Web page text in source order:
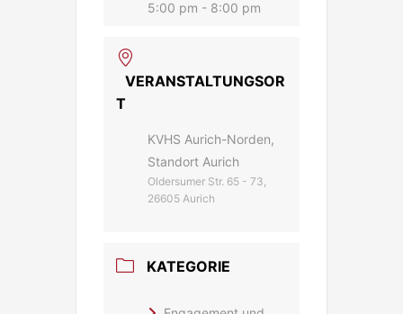
5:00 pm - 8:00 pm
VERANSTALTUNGSOR
T
KVHS Aurich-Norden,
Standort Aurich
Oldersumer Str. 65 - 73,
26605 Aurich
KATEGORIE